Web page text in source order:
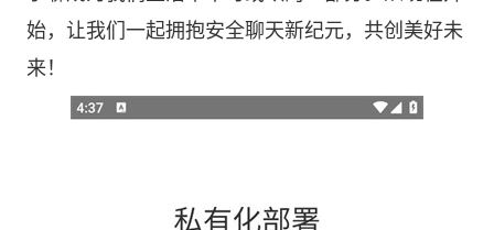
始，让我们一起拥抱安全聊天新纪元，共创美好未
来！